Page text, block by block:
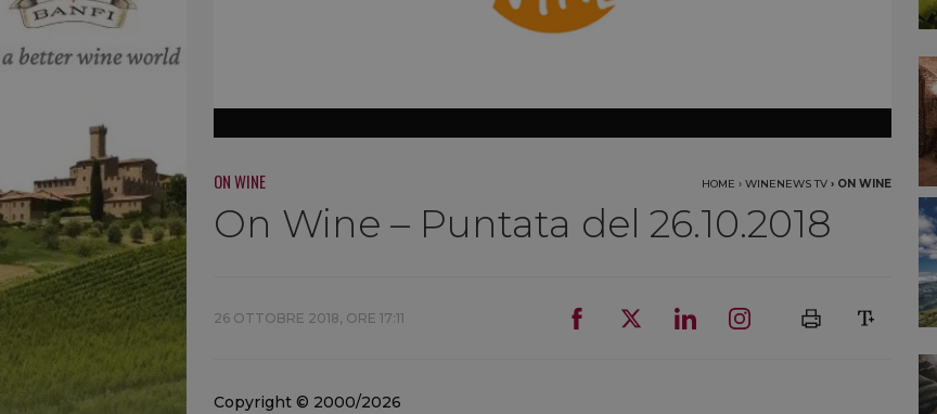
ON WINE HOME › WINENEWS TV › ON WINE
On Wine – Puntata del 26.10.2018
26 OTTOBRE 2018, ORE 17:11
Copyright © 2000/2026